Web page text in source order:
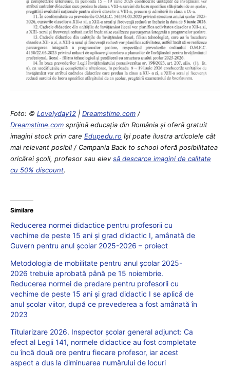
Foto: © Lovelyday12 | Dreamstime.com /
Dreamstime.com sprijină educaţia din România şi oferă gratuit
imagini stock prin care Edupedu.ro îşi poate ilustra articolele cât
mai relevant posibil / Campania Back to school oferă posibilitatea
oricărei școli, profesor sau elevsă descarce imagini de calitate
cu 50% discount.
Similare
Reducerea normei didactice pentru profesorii cu
vechime de peste 15 ani și grad didactic I, amânată de
Guvern pentru anul școlar 2025-2026 – proiect
Metodologia de mobilitate pentru anul școlar 2025-
2026 trebuie aprobată până pe 15 noiembrie.
Reducerea normei de predare pentru profesorii cu
vechime de peste 15 ani și grad didactic I se aplică de
anul școlar viitor, după ce prevederea a fost amânată în
2023
Titularizare 2026. Inspector școlar general adjunct: Ca
efect al Legii 141, normele didactice au fost completate
cu încă două ore pentru fiecare profesor, iar acest
aspect a dus la diminuarea numărului de locuri